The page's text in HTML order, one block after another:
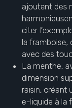
ajoutent des
citer
la framboise,
avec des
La menthe,
dimension
raisin, créant
e-liquide à la